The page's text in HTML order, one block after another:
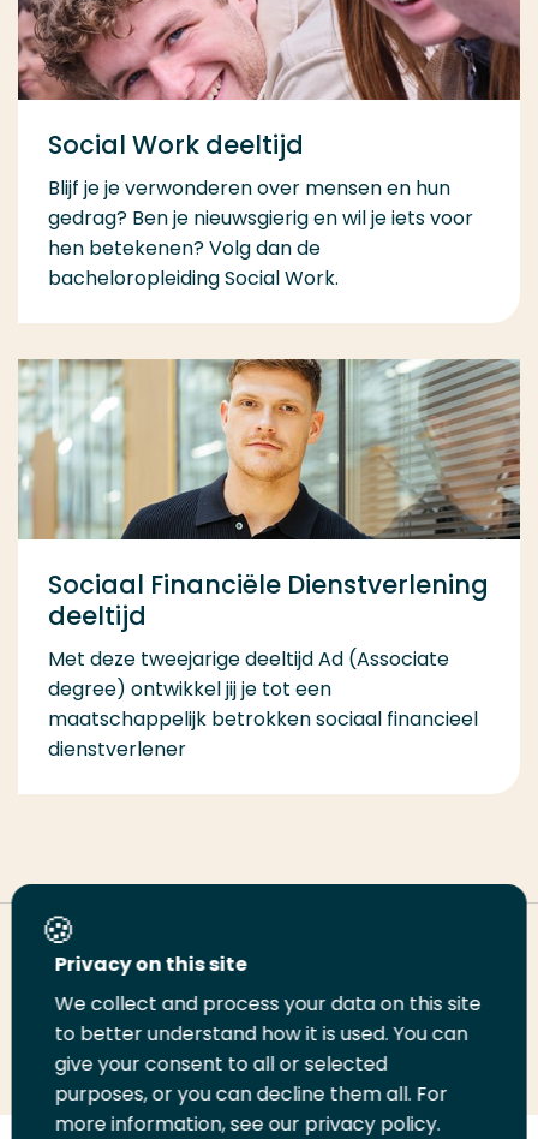
Social Work deeltijd
Blijf je je verwonderen over mensen en hun
gedrag? Ben je nieuwsgierig en wil je iets voor
hen betekenen? Volg dan de
bacheloropleiding Social Work.
Sociaal Financiële Dienstverlening
deeltijd
Met deze tweejarige deeltijd Ad (Associate
degree) ontwikkel jij je tot een
maatschappelijk betrokken sociaal financieel
dienstverlener
Deel deze pagina
Deel
LinkedIn
Deel
op
Twitter
Deel
op
Facebook
Email
deze
pagina
Print
deze
pagina
Privacy on this site
We collect and process your data on this site
to better understand how it is used. You can
give your consent to all or selected
purposes, or you can decline them all. For
more information, see our privacy policy.